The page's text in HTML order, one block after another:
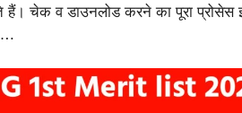
चेक व डाउनलोड करने का पूरा प्रोसेस